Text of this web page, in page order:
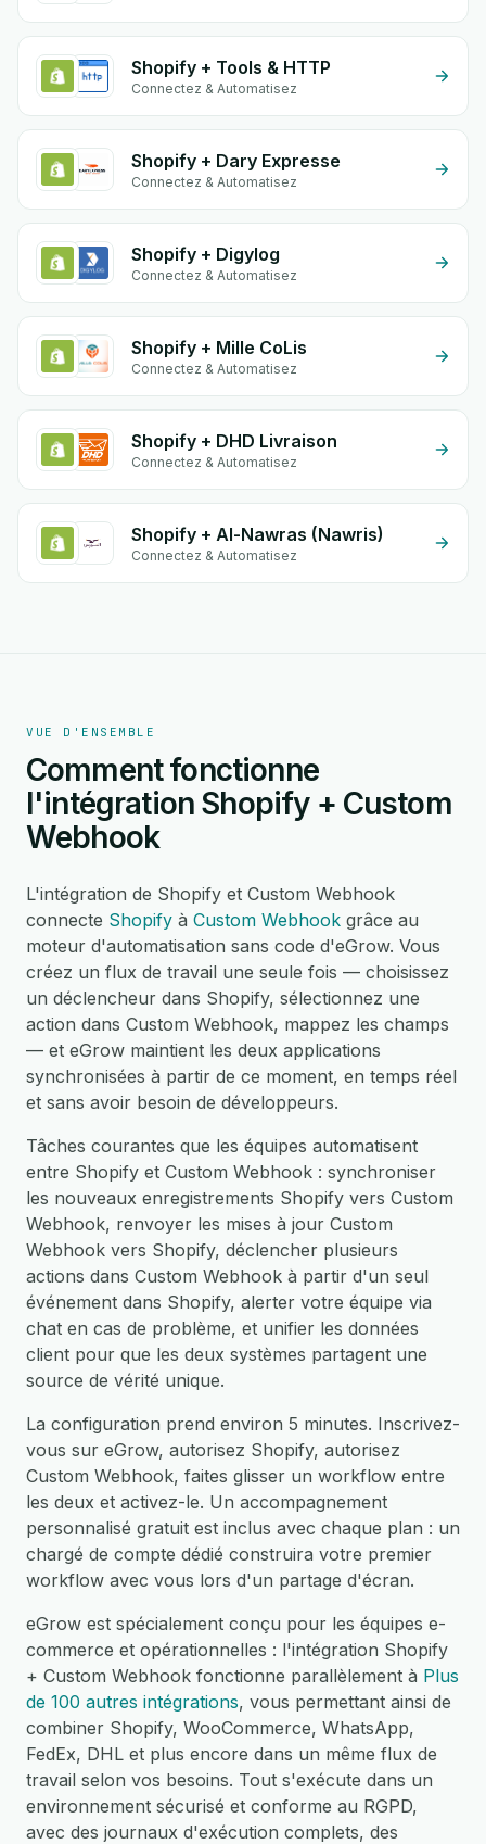
Shopify + Tools & HTTP
Connectez & Automatisez
Shopify + Dary Expresse
Connectez & Automatisez
Shopify + Digylog
Connectez & Automatisez
Shopify + Mille CoLis
Connectez & Automatisez
Shopify + DHD Livraison
Connectez & Automatisez
Shopify + Al-Nawras (Nawris)
Connectez & Automatisez
VUE D'ENSEMBLE
Comment fonctionne
l'intégration Shopify + Custom
Webhook
L'intégration de Shopify et Custom Webhook
connecte Shopify à Custom Webhook grâce au
moteur d'automatisation sans code d'eGrow. Vous
créez un flux de travail une seule fois — choisissez
un déclencheur dans Shopify, sélectionnez une
action dans Custom Webhook, mappez les champs
— et eGrow maintient les deux applications
synchronisées à partir de ce moment, en temps réel
et sans avoir besoin de développeurs.
Tâches courantes que les équipes automatisent
entre Shopify et Custom Webhook : synchroniser
les nouveaux enregistrements Shopify vers Custom
Webhook, renvoyer les mises à jour Custom
Webhook vers Shopify, déclencher plusieurs
actions dans Custom Webhook à partir d'un seul
événement dans Shopify, alerter votre équipe via
chat en cas de problème, et unifier les données
client pour que les deux systèmes partagent une
source de vérité unique.
La configuration prend environ 5 minutes. Inscrivez-
vous sur eGrow, autorisez Shopify, autorisez
Custom Webhook, faites glisser un workflow entre
les deux et activez-le. Un accompagnement
personnalisé gratuit est inclus avec chaque plan : un
chargé de compte dédié construira votre premier
workflow avec vous lors d'un partage d'écran.
eGrow est spécialement conçu pour les équipes e-
commerce et opérationnelles : l'intégration Shopify
+ Custom Webhook fonctionne parallèlement à Plus
de 100 autres intégrations, vous permettant ainsi de
combiner Shopify, WooCommerce, WhatsApp,
FedEx, DHL et plus encore dans un même flux de
travail selon vos besoins. Tout s'exécute dans un
environnement sécurisé et conforme au RGPD,
avec des journaux d'exécution complets, des